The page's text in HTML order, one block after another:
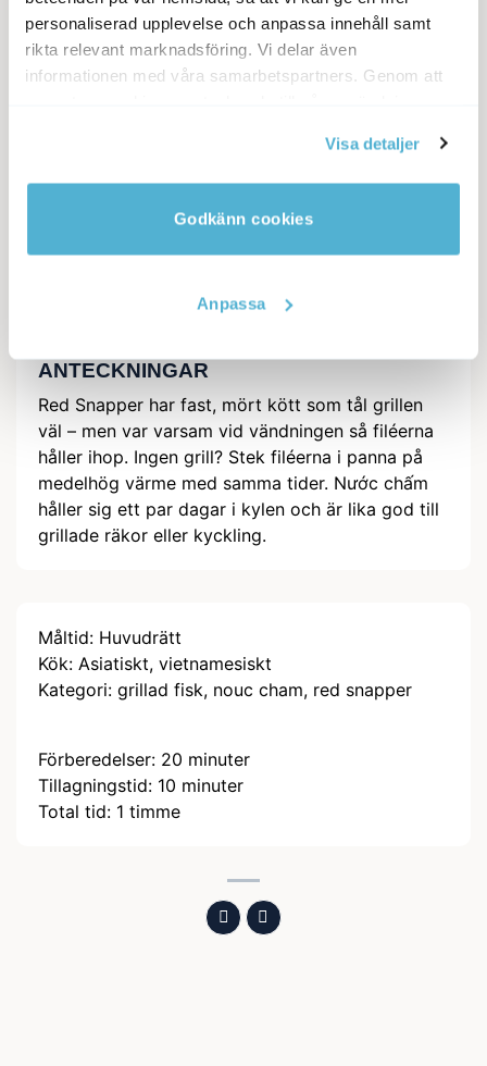
personaliserad upplevelse och anpassa innehåll samt
rikta relevant marknadsföring. Vi delar även
informationen med våra samarbetspartners. Genom att
Visa detaljer
Godkänn cookies
Anpassa
med skinnsidan ned i 3–4 minuter tills skinnet
är krispigt. Vänd försiktigt och grilla
ytterligare 2–3 minuter tills fisken är precis
genomstekt och flagar lätt.
rikligt med nước chấm och toppa med
fräschör. Servera gärna med en skål med
ANTECKNINGAR
Red Snapper har fast, mört kött som tål grillen
väl – men var varsam vid vändningen så filéerna
håller ihop. Ingen grill? Stek filéerna i panna på
medelhög värme med samma tider. Nước chấm
håller sig ett par dagar i kylen och är lika god till
grillade räkor eller kyckling.
Måltid: Huvudrätt
Kök: Asiatiskt, vietnamesiskt
Kategori: grillad fisk, nouc cham, red snapper
Förberedelser: 20 minuter
minuter
Tillagningstid: 10 minuter
minuter
Total tid: 1 timme
timme